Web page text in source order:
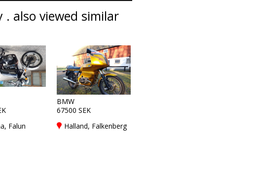
. also viewed similar
Falun
BMW
67500 SEK
Halland, Falkenberg